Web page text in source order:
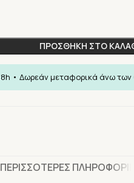
ΠΡΟΣΘΗΚΗ ΣΤΟ
ΠΕΡΙΣΣΟΤΕΡΕΣ